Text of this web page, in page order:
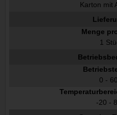
Karton mit
Menge
1
0 -
-20 -